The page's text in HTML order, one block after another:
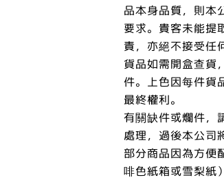
品本身品質，則本
要求。貴客未能提
責，亦絕不接受任
貨品如需開盒查貨
件。上色因每件貨
最終權利。
有關缺件或爛件，
處理，過後本公司
部分商品因為方便
啡色紙箱或雪梨紙